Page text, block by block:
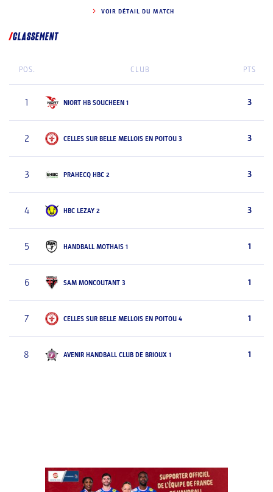
VOIR DÉTAIL DU MATCH
CLASSEMENT
POS. CLUB PTS
1 NIORT HB SOUCHEEN 1 3
2 CELLES SUR BELLE MELLOIS EN POITOU 3 3
3 PRAHECQ HBC 2 3
4 HBC LEZAY 2 3
5 HANDBALL MOTHAIS 1 1
6 SAM MONCOUTANT 3 1
7 CELLES SUR BELLE MELLOIS EN POITOU 4 1
8 AVENIR HANDBALL CLUB DE BRIOUX 1 1